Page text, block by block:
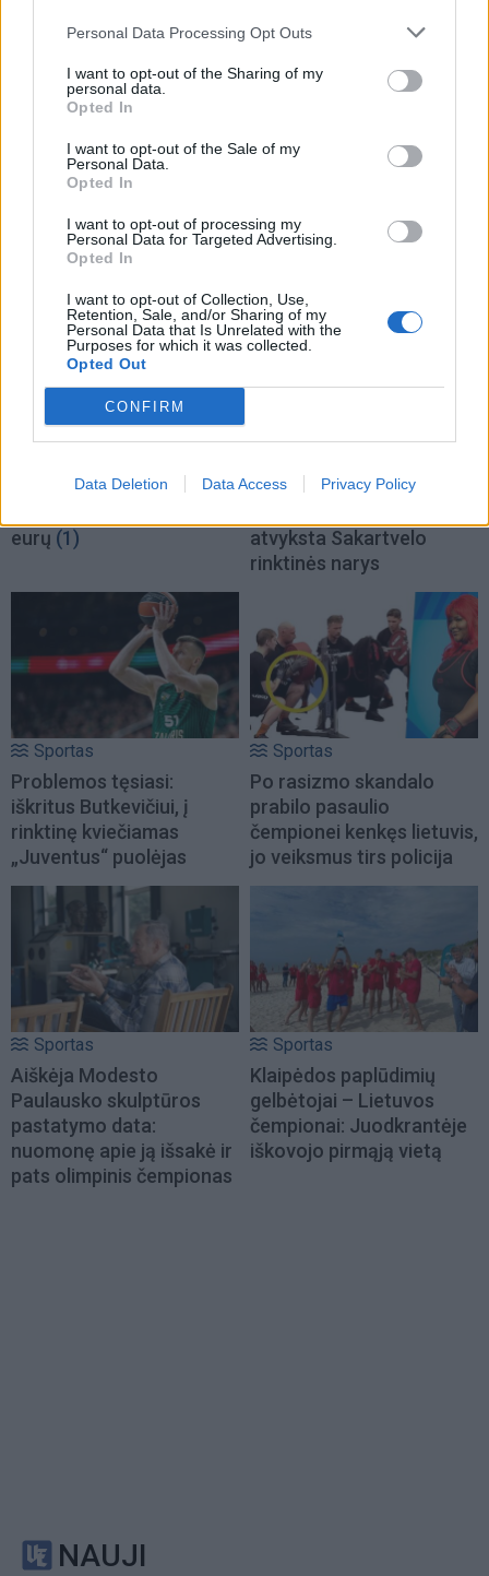
Personal Data Processing Opt Outs
I want to opt-out of the Sharing of my
personal data.
Opted In
I want to opt-out of the Sale of my
Personal Data.
Opted In
I want to opt-out of processing my
Personal Data for Targeted Advertising.
Opted In
I want to opt-out of Collection, Use,
Retention, Sale, and/or Sharing of my
Personal Data that Is Unrelated with the
Purposes for which it was collected.
Opted Out
CONFIRM
Data Deletion Data Access Privacy Policy
Sportas
Evansas pasirašė sutartį
su „Žalgiriu“
Sportas
kapituliavo prieš „Hajduk“
– praleido net penkis
Krepšinio čempionato
eurų (1)
„Dragūnas“ sulaukė
atvyksta Sakartvelo
rinktinės narys
Sportas
Problemos tęsiasi:
iškritus Butkevičiui, į
rinktinę kviečiamas
„Juventus“ puolėjas
Sportas
Po rasizmo skandalo
prabilo pasaulio
čempionei kenkęs lietuvis,
jo veiksmus tirs policija
Sportas
Aiškėja Modesto
Paulausko skulptūros
pastatymo data:
nuomonę apie ją išsakė ir
pats olimpinis čempionas
Sportas
Klaipėdos paplūdimių
gelbėtojai – Lietuvos
čempionai: Juodkrantėje
iškovojo pirmąją vietą
NAUJI